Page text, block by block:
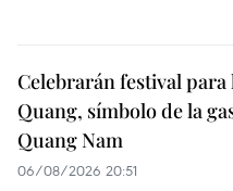
Celebrarán festival
Quang, símbolo de la
Quang Nam
06/08/2026 20:51